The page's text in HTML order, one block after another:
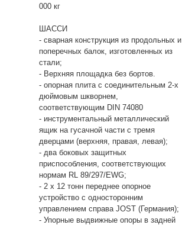
000 кг
ШАССИ
- сварная конструкция из продольных и
поперечных балок, изготовленных из
стали;
- Верхняя площадка без бортов.
- опорная плита с соединительным 2-х
дюймовым шкворнем,
соответствующим DIN 74080
- инструментальный металлический
ящик на гусачной части с тремя
дверцами (верхняя, правая, левая);
- два боковых защитных
приспособления, соответствующих
нормам RL 89/297/EWG;
- 2 х 12 тонн переднее опорное
устройство с односторонним
управлением справа JOST (Германия);
- Упорные выдвижные опоры в задней